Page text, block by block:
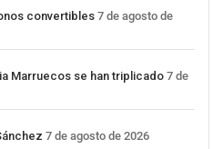
convertibles 7 de agosto de
Marruecos se han triplicado 7 de
7 de agosto de 2026